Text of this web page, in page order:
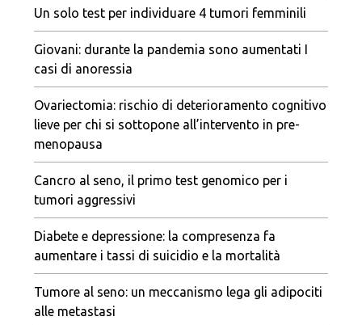
Un solo test per individuare 4 tumori femminili
Giovani: durante la pandemia sono aumentati I
casi di anoressia
Ovariectomia: rischio di deterioramento cognitivo
lieve per chi si sottopone all’intervento in pre-
menopausa
Cancro al seno, il primo test genomico per i
tumori aggressivi
Diabete e depressione: la compresenza fa
aumentare i tassi di suicidio e la mortalità
Tumore al seno: un meccanismo lega gli adipociti
alle metastasi